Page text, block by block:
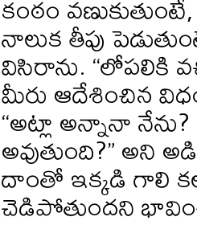
నాలుక తీపు
విసిరాను. “లోపలికి
మీరు ఆదేశించిన
“అట్లా అన్నానా
అవుతుంది?” అని
దాంతో ఇక్కడి గాలి
చెడిపోతుందని